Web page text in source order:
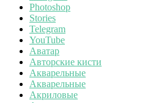
Photoshop
Stories
Telegram
YouTube
Аватар
Авторские кисти
Акварельные
Акварельные
Акриловые